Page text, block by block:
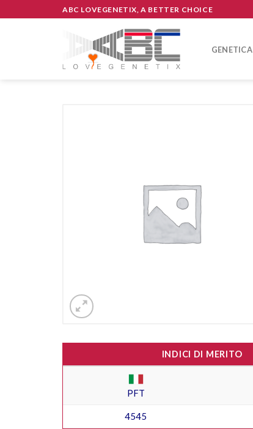
to
ABC LOVEGENETIX, A BETTER CHOICE
GENETICA
INDICI DI MERITO
PFT
4545